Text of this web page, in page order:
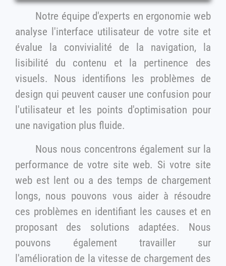
Notre équipe d'experts en ergonomie web
analyse l'interface utilisateur de votre site et
évalue la convivialité de la navigation, la
lisibilité du contenu et la pertinence des
visuels. Nous identifions les problèmes de
design qui peuvent causer une confusion pour
l'utilisateur et les points d'optimisation pour
une navigation plus fluide.
Nous nous concentrons également sur la
performance de votre site web. Si votre site
web est lent ou a des temps de chargement
longs, nous pouvons vous aider à résoudre
ces problèmes en identifiant les causes et en
proposant des solutions adaptées. Nous
pouvons également travailler sur
l'amélioration de la vitesse de chargement des